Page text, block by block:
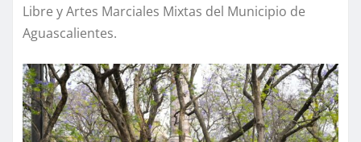
Libre y Artes Marciales Mixtas del Municipio de
Aguascalientes.